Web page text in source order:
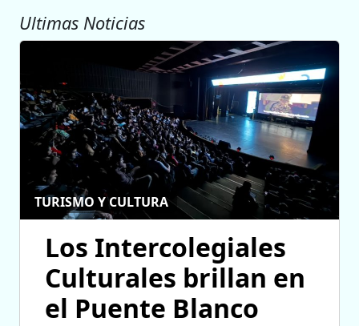
Ultimas Noticias
TURISMO Y CULTURA
Los Intercolegiales
Culturales brillan en
el Puente Blanco